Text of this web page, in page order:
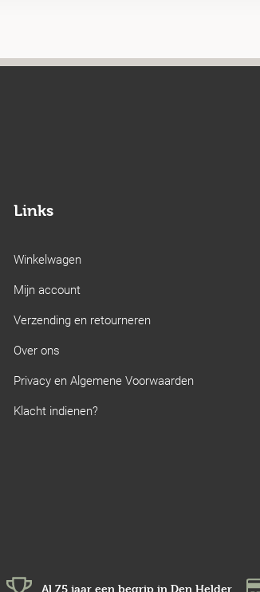
Links
Winkelwagen
Mijn account
Verzending en retourneren
Over ons
Privacy en Algemene Voorwaarden
Klacht indienen?
Al 75 jaar een begrip in Den Helder